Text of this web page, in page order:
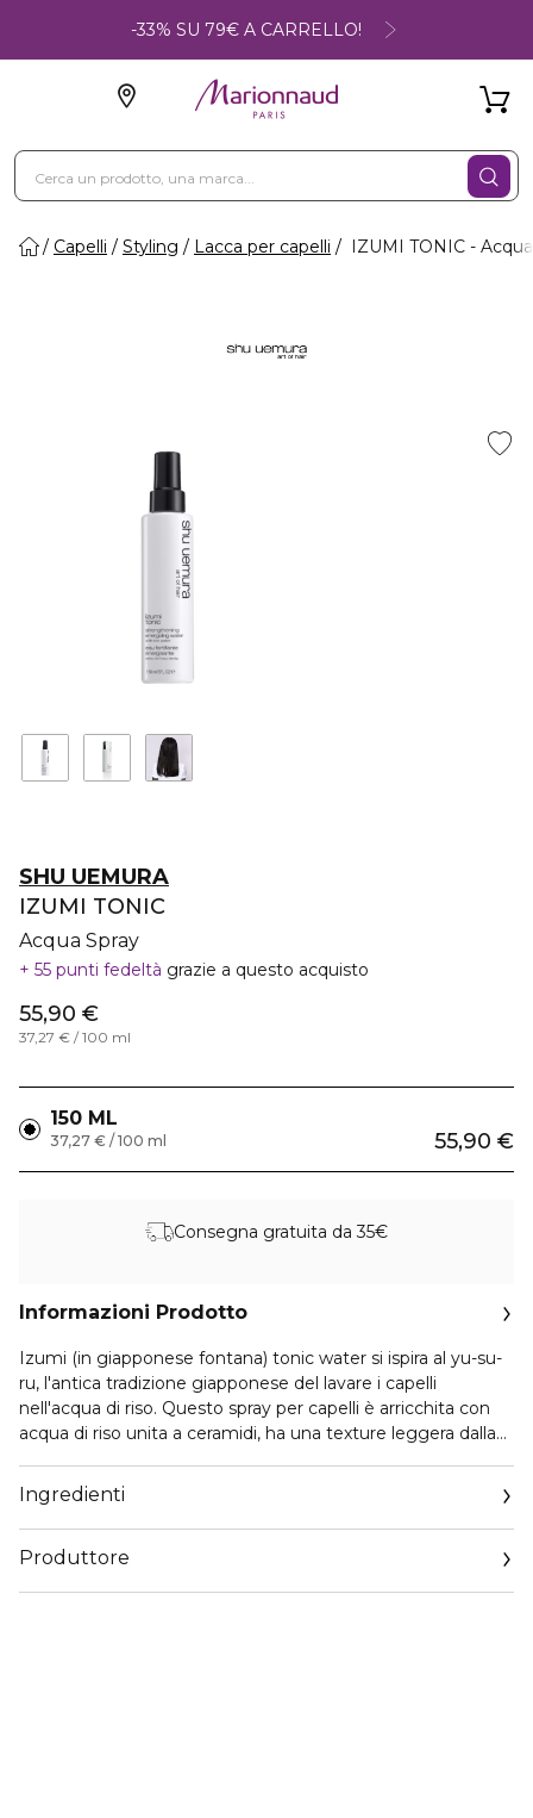
-33% SU 79€ A CARRELLO!
Capelli Styling Lacca per capelli IZUMI TONIC -
SHU UEMURA
IZUMI TONIC
Acqua Spray
55 punti fedeltà grazie a questo acquisto
55,90 €
37,27 € / 100 ml
150 ML
55,90 €
37,27 € / 100 ml
Consegna gratuita da 35€
Informazioni Prodotto
Izumi (in giapponese fontana) tonic water si ispira al yu-su-
ru, l'antica tradizione giapponese del lavare i capelli
nell'acqua di riso. Questo spray per capelli è arricchita con
acqua di riso unita a ceramidi, ha una texture leggera dalla
caratterizzato da proprietà anti-rottura, sigillando
istantaneamente le cuticole.
Ingredienti
Produttore